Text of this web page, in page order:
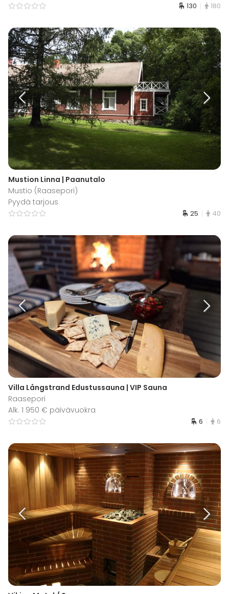
130 180
Mustion Linna | Paanutalo
Mustio (Raasepori)
Pyydä tarjous
25 40
Villa Långstrand Edustussauna | VIP Sauna
Raasepori
Alk. 1 950 € päivävuokra
6 6